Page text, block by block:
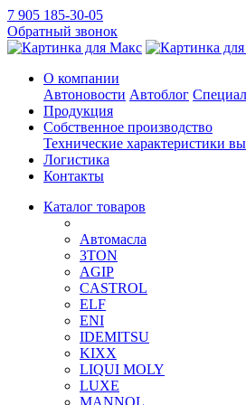
7 905 185-30-05
Обратный звонок
О компании
Автоновости Автоблог
Продукция
Собственное производство
Технические характеристики
Логистика
Контакты
Каталог товаров
Автомасла
3TON
AGIP
CASTROL
ELF
ENI
IDEMITSU
KIXX
LIQUI MOLY
LUXE
MANNOL